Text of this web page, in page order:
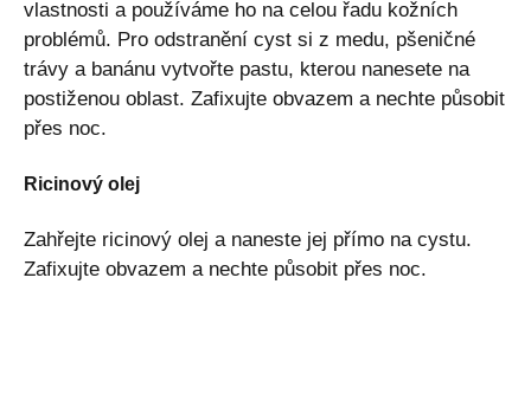
vlastnosti a používáme ho na celou řadu kožních
problémů. Pro odstranění cyst si z medu, pšeničné
trávy a banánu vytvořte pastu, kterou nanesete na
postiženou oblast. Zafixujte obvazem a nechte působit
přes noc.
Ricinový olej
Zahřejte ricinový olej a naneste jej přímo na cystu.
Zafixujte obvazem a nechte působit přes noc.